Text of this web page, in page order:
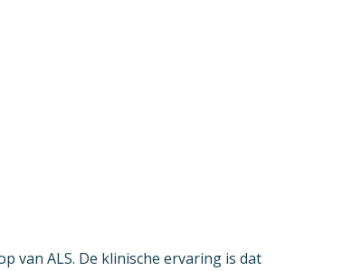
van ALS. De klinische ervaring is dat